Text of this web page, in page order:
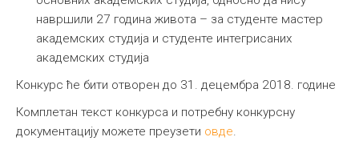
навршили 27 година живота – за студенте мастер
академских студија и студенте интегрисаних
академских студија
Конкурс ће бити отворен до 31. децембра 2018. године
Комплетан текст конкурса и потребну конкурсну
документацију можете преузети овде.